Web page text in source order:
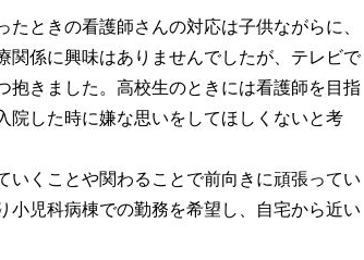
ときの看護師さんの対応は子供ながらに、
関係に興味はありませんでしたが、テレビで
抱きました。高校生のときには看護師を目指
院した時に嫌な思いをしてほしくないと考
くことや関わることで前向きに頑張ってい
小児科病棟での勤務を希望し、自宅から近い